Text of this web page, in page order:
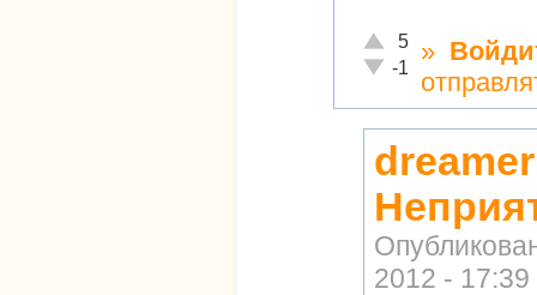
Отлично!
5
Неадекватно!
-1
»
2012 - 17:39